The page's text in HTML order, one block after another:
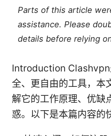
Parts of this article
assistance. Please
details before relying
Introduction Clashvpn
全、更自由的工具，本
解它的工作原理、优缺
惑。以下是本篇内容的